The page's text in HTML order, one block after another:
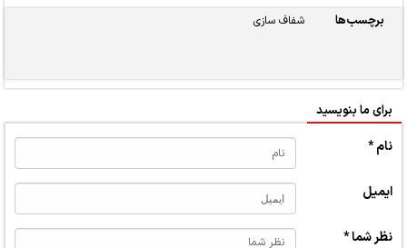
برچسب‌ها شفاف سازی
برای ما بنویسید
نام *
ایمیل
نظر شما *